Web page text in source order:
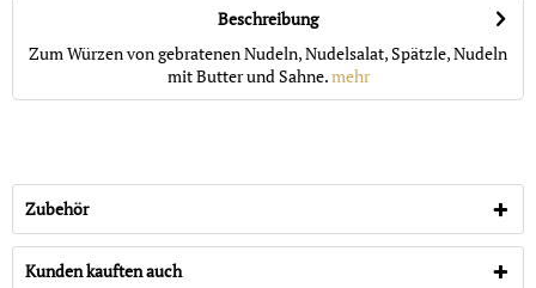
Beschreibung
Zum Würzen von gebratenen Nudeln, Nudelsalat, Spätzle, Nudeln
mit Butter und Sahne.mehr
Zubehör
Kunden kauften auch